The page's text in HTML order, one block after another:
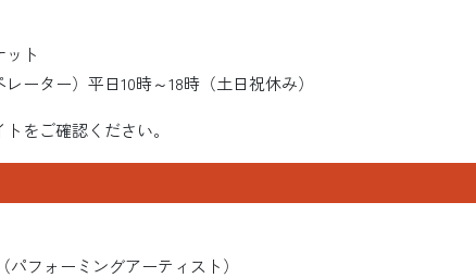
ット
ーター）平日10時～18時（土日祝休み）
をご確認ください。
パフォーミングアーティスト）